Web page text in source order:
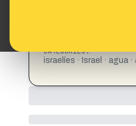
ÚLTIMA HORA:
ABASTECE DE
CATEGORIES:
israelíes · Israel · agua